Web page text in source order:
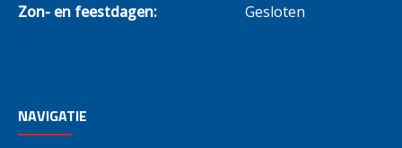
Zon- en feestdagen: Gesloten
NAVIGATIE